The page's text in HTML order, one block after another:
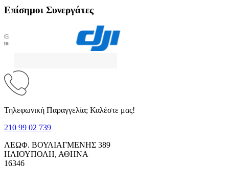
Επίσημοι Συνεργάτες
Τηλεφωνική Παραγγελία; Καλέστε μας!
210 99 02 739
ΛΕΩΦ. ΒΟΥΛΙΑΓΜΕΝΗΣ 389
ΗΛΙΟΥΠΟΛΗ, ΑΘΗΝΑ
16346